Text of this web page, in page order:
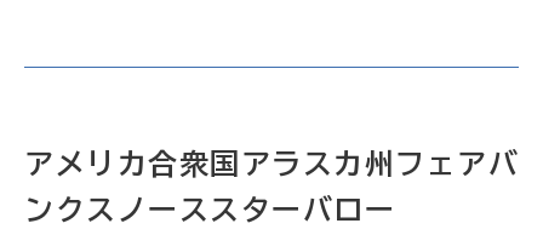
アメリカ合衆国アラスカ州フェアバ
ンクスノーススターバロー